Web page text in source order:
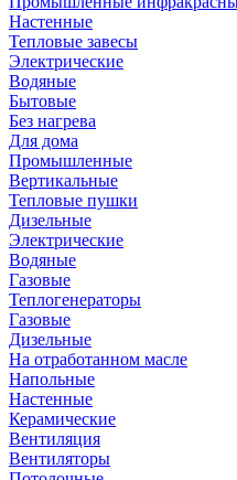
Настенные
Тепловые завесы
Электрические
Водяные
Бытовые
Без нагрева
Для дома
Промышленные
Вертикальные
Тепловые пушки
Дизельные
Электрические
Водяные
Газовые
Теплогенераторы
Газовые
Дизельные
На отработанном масле
Напольные
Настенные
Керамические
Вентиляция
Вентиляторы